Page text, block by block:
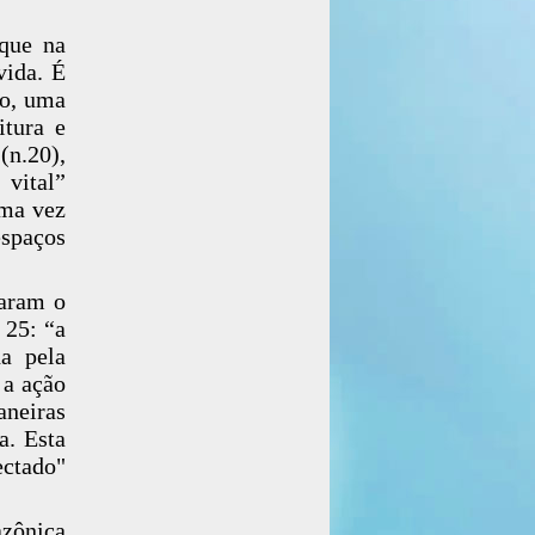
na
É
uma
e
vital”
vez
o
“a
pela
ação
Esta